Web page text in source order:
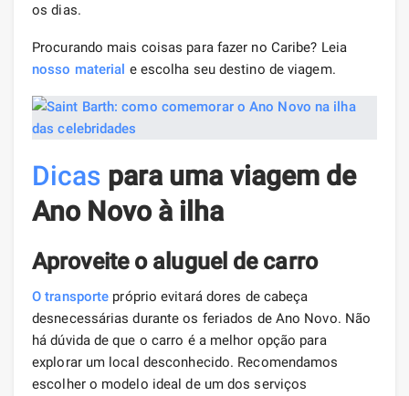
os dias.
Procurando mais coisas para fazer no Caribe? Leia
nosso material e escolha seu destino de viagem.
Dicas para uma viagem de
Ano Novo à ilha
Aproveite o aluguel de carro
O transporte próprio evitará dores de cabeça
desnecessárias durante os feriados de Ano Novo. Não
há dúvida de que o carro é a melhor opção para
explorar um local desconhecido. Recomendamos
escolher o modelo ideal de um dos serviços